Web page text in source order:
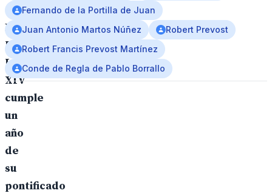
El
Papa
León
XIV
cumple
un
año
de
su
pontificado
Fernando de la Portilla de Juan
Juan Antonio Martos Núñez
Robert Prevost
Robert Francis Prevost Martínez
Conde de Regla de Pablo Borrallo